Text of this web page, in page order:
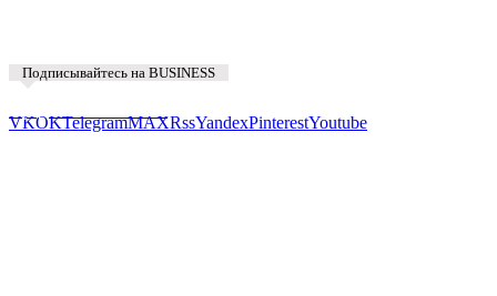
Подписывайтесь на BUSINESS
VKOKTelegramMAXRssYandexPinterestYoutube